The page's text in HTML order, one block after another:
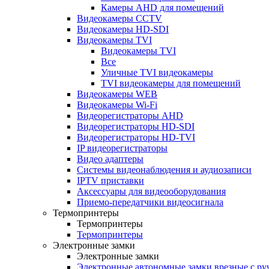
Камеры AHD для помещений
Видеокамеры CCTV
Видеокамеры HD-SDI
Видеокамеры TVI
Видеокамеры TVI
Все
Уличные TVI видеокамеры
TVI видеокамеры для помещений
Видеокамеры WEB
Видеокамеры Wi-Fi
Видеорегистраторы AHD
Видеорегистраторы HD-SDI
Видеорегистраторы HD-TVI
IP видеорегистраторы
Видео адаптеры
Системы видеонаблюдения и аудиозаписи
IPTV приставки
Аксессуары для видеооборудования
Приемо-передатчики видеосигнала
Термопринтеры
Термопринтеры
Термопринтеры
Электронные замки
Электронные замки
Электронные автономные замки врезные с